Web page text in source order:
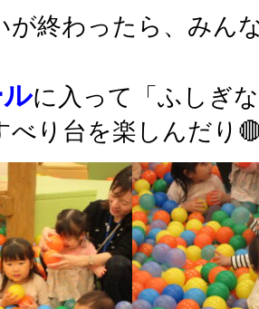
が終わったら、みん
に入って「ふしぎ
べり台を楽しんだり